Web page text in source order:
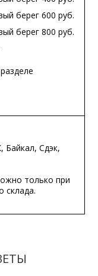
берег 600 руб.
берег 800 руб.
Сдэк,
только при
склада.